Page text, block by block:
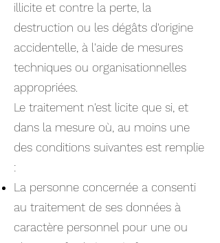
illicite et contre la perte, la
destruction ou les dégâts d'origine
accidentelle, à l'aide de mesures
techniques ou organisationnelles
appropriées.
Le traitement n'est licite que si, et
dans la mesure où, au moins une
des conditions suivantes est remplie
:
La personne concernée a consenti
au traitement de ses données à
caractère personnel pour une ou